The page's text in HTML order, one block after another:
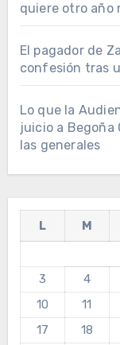
quiere otro año
El pagador de
confesión tras
Lo que la
juicio a Begoña
las generales
L M
3
4
10
11
17
18